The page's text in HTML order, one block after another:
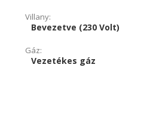
Villany:
Bevezetve (230 Volt)
Gáz:
Vezetékes gáz